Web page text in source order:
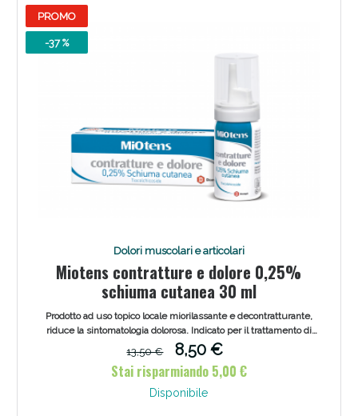
PROMO
-37 %
Dolori muscolari e articolari
Miotens contratture e dolore 0,25%
schiuma cutanea 30 ml
Prodotto ad uso topico locale miorilassante e decontratturante,
riduce la sintomatologia dolorosa. Indicato per il trattamento di
lombo-sciatalgie (mal di schiena), dolore e contrattura a carico di
collo, spalla e arti superiori (nervralgie cervico-brachiali) , torcicolli
ostinati, sindromi dolorose post-traumatiche e post-operatorie.
13,50 €
8,50 €
Stai risparmiando 5,00 €
Disponibile
Scopri le offerte di Oggi